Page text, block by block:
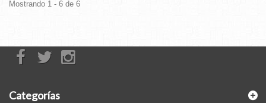
Mostrando 1 - 6 de 6
Categorías